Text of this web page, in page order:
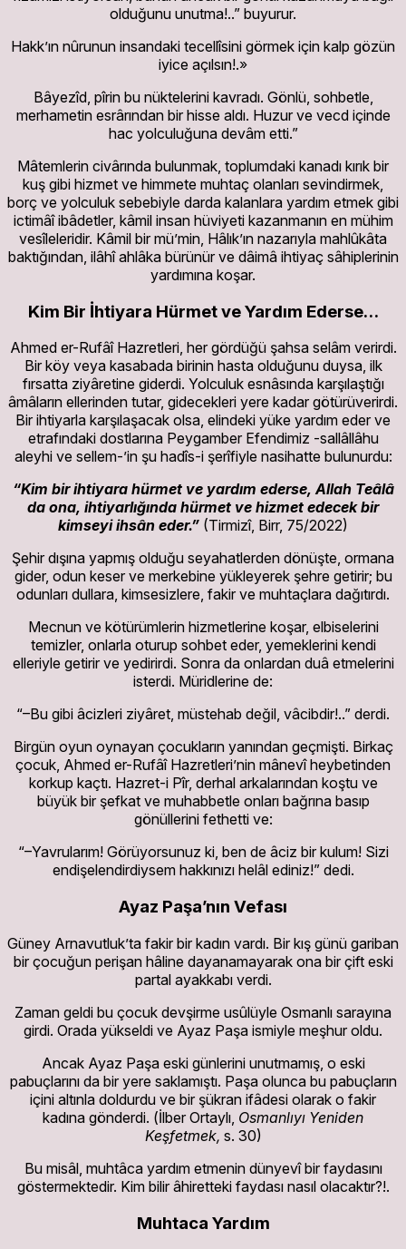
olduğunu unutma!..” buyurur.
Hakk’ın nûrunun insandaki tecellîsini görmek için kalp gözün
iyice açılsın!.»
Bâyezîd, pîrin bu nüktelerini kavradı. Gönlü, sohbetle,
merhametin esrârından bir hisse aldı. Huzur ve vecd içinde
hac yolculuğuna devâm etti.”
Mâtemlerin civârında bulunmak, toplumdaki kanadı kırık bir
kuş gibi hizmet ve himmete muhtaç olanları sevindirmek,
borç ve yolculuk sebebiyle darda kalanlara yardım etmek gibi
ictimâî ibâdetler, kâmil insan hüviyeti kazanmanın en mühim
vesîleleridir. Kâmil bir mü’min, Hâlık’ın nazarıyla mahlûkâta
baktığından, ilâhî ahlâka bürünür ve dâimâ ihtiyaç sâhiplerinin
yardımına koşar.
Kim Bir İhtiyara Hürmet ve Yardım Ederse…
Ahmed er-Rufâî Hazretleri, her gördüğü şahsa selâm verirdi.
Bir köy veya kasabada birinin hasta olduğunu duysa, ilk
fırsatta ziyâretine giderdi. Yolculuk esnâsında karşılaştığı
âmâların ellerinden tutar, gidecekleri yere kadar götürüverirdi.
Bir ihtiyarla karşılaşacak olsa, elindeki yüke yardım eder ve
etrafındaki dostlarına Peygamber Efendimiz -sallâllâhu
aleyhi ve sellem-’in şu hadîs-i şerîfiyle nasihatte bulunurdu:
“Kim bir ihtiyara hürmet ve yardım ederse, Allah Teâlâ
da ona, ihtiyarlığında hürmet ve hizmet edecek bir
kimseyi ihsân eder.” (Tirmizî, Birr, 75/2022)
Şehir dışına yapmış olduğu seyahatlerden dönüşte, ormana
gider, odun keser ve merkebine yükleyerek şehre getirir; bu
odunları dullara, kimsesizlere, fakir ve muhtaçlara dağıtırdı.
Mecnun ve kötürümlerin hizmetlerine koşar, elbiselerini
temizler, onlarla oturup sohbet eder, yemeklerini kendi
elleriyle getirir ve yedirirdi. Sonra da onlardan duâ etmelerini
isterdi. Müridlerine de:
“–Bu gibi âcizleri ziyâret, müstehab değil, vâcibdir!..” derdi.
Birgün oyun oynayan çocukların yanından geçmişti. Birkaç
çocuk, Ahmed er-Rufâî Hazretleri’nin mânevî heybetinden
korkup kaçtı. Hazret-i Pîr, derhal arkalarından koştu ve
büyük bir şefkat ve muhabbetle onları bağrına basıp
gönüllerini fethetti ve:
“–Yavrularım! Görüyorsunuz ki, ben de âciz bir kulum! Sizi
endişelendirdiysem hakkınızı helâl ediniz!” dedi.
Ayaz Paşa’nın Vefası
Güney Arnavutluk’ta fakir bir kadın vardı. Bir kış günü gariban
bir çocuğun perişan hâline dayanamayarak ona bir çift eski
partal ayakkabı verdi.
Zaman geldi bu çocuk devşirme usûlüyle Osmanlı sarayına
girdi. Orada yükseldi ve Ayaz Paşa ismiyle meşhur oldu.
Ancak Ayaz Paşa eski günlerini unutmamış, o eski
pabuçlarını da bir yere saklamıştı. Paşa olunca bu pabuçların
içini altınla doldurdu ve bir şükran ifâdesi olarak o fakir
kadına gönderdi. (İlber Ortaylı, Osmanlıyı Yeniden
Keşfetmek, s. 30)
Bu misâl, muhtâca yardım etmenin dünyevî bir faydasını
göstermektedir. Kim bilir âhiretteki faydası nasıl olacaktır?!.
Muhtaca Yardım